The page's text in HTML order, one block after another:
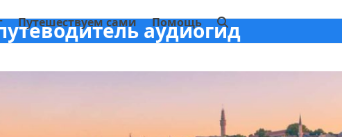
Путешествуем сами Помощь
аудиогид